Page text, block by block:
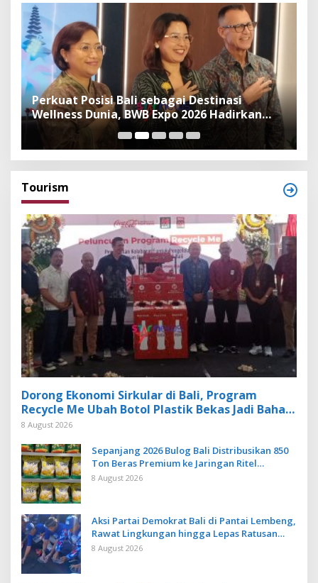
Perkuat Posisi Bali sebagai Destinasi
Wellness Dunia, BWB Expo 2026 Hadirkan
Exhibitor Nasional dan Global
Tourism
Dorong Ekonomi Sirkular di Bali, Program
Recycle Me Ubah Botol Plastik Bekas Jadi Bahan
Baku Baru
8 August 2026
Sepanjang 2026 Bulog Bali Distribusikan 850
Ton Beras Premium ke Jaringan Ritel
Moderen
8 August 2026
Aksi Partai Demokrat Bali di Pantai Lembeng,
Rawat Lingkungan hingga Lepas Ratusan
Tukik Bedawang Nala
8 August 2026